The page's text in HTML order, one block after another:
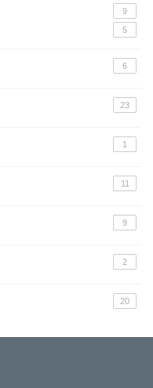
9
5
6
23
1
11
9
2
20